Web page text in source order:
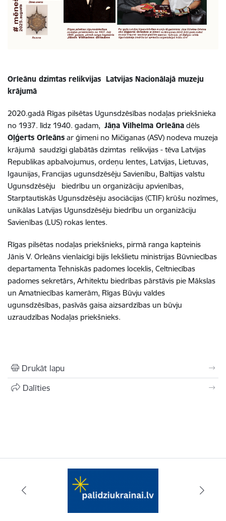
Orleānu dzimtas relikvijas Latvijas Nacionālajā muzeju
krājumā
2020.gadā Rīgas pilsētas Ugunsdzēsības nodaļas priekšnieka
no 1937. līdz 1940. gadam, Jāņa Vilhelma Orleāna dēls
Oļģerts Orleāns ar ģimeni no Mičiganas (ASV) nodeva muzeja
krājumā saudzīgi glabātās dzimtas relikvijas - tēva Latvijas
Republikas apbalvojumus, ordeņu lentes, Latvijas, Lietuvas,
Igaunijas, Francijas ugunsdzēsēju Savienību, Baltijas valstu
Ugunsdzēsēju biedrību un organizāciju apvienības,
Starptautiskās Ugunsdzēsēju asociācijas (CTIF) krūšu nozīmes,
unikālas Latvijas Ugunsdzēsēju biedrību un organizāciju
Savienības (LUS) rokas lentes.
Rīgas pilsētas nodaļas priekšnieks, pirmā ranga kapteinis
Jānis V. Orleāns vienlaicīgi bijis Iekšlietu ministrijas Būvniecības
departamenta Tehniskās padomes loceklis, Celtniecības
padomes sekretārs, Arhitektu biedrības pārstāvis pie Mākslas
un Amatniecības kamerām, Rīgas Būvju valdes
ugunsdzēsības, pasīvās gaisa aizsardzības un būvju
uzraudzības Nodaļas priekšnieks.
Drukāt lapu
Dalīties